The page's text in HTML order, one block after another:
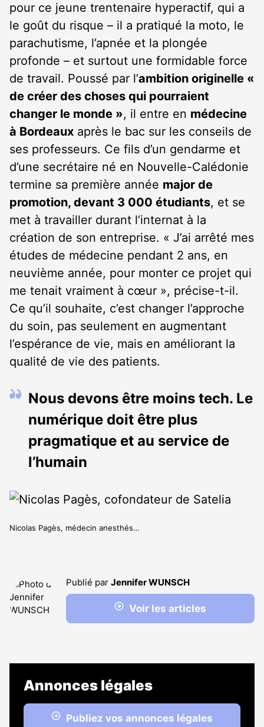
pour ce jeune trentenaire hyperactif, qui a
le goût du risque – il a pratiqué la moto, le
parachutisme, l’apnée et la plongée
profonde – et surtout une formidable force
de travail. Poussé par l’ambition originelle «
de créer des choses qui pourraient
changer le monde », il entre en médecine
à Bordeaux après le bac sur les conseils de
ses professeurs. Ce fils d’un gendarme et
d’une secrétaire né en Nouvelle-Calédonie
termine sa première année major de
promotion, devant 3 000 étudiants, et se
met à travailler durant l’internat à la
création de son entreprise. « J’ai arrêté mes
études de médecine pendant 2 ans, en
neuvième année, pour monter ce projet qui
me tenait vraiment à cœur », précise-t-il.
Ce qu’il souhaite, c’est changer l’approche
du soin, pas seulement en augmentant
l’espérance de vie, mais en améliorant la
qualité de vie des patients.
Nous devons être moins tech. Le
numérique doit être plus
pragmatique et au service de
l’humain
Nicolas Pagès, médecin anesthés…
Publié par Jennifer WUNSCH
Voir les articles
Annonces légales
Publiez vos annonces légales